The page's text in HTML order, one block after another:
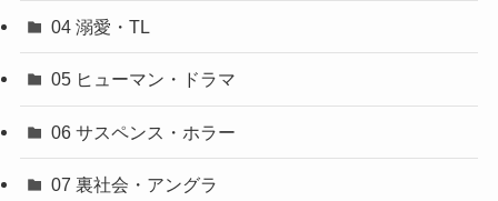
04 溺愛・TL
05 ヒューマン・ドラマ
06 サスペンス・ホラー
07 裏社会・アングラ